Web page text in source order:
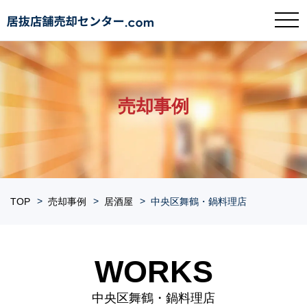
売却事例
TOP 売却事例 居酒屋 中央区舞鶴・鍋料理店
WORKS
中央区舞鶴・鍋料理店